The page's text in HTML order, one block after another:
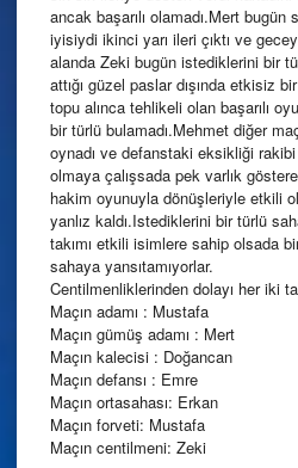
ancak başarılı olamadı.Mert bugün
iyisiydi ikinci yarı ileri çıktı ve
alanda Zeki bugün istediklerini bir
attığı güzel paslar dışında etkisiz
topu alınca tehlikeli olan başarılı
bir türlü bulamadı.Mehmet diğer
oynadı ve defanstaki eksikliği
olmaya çalışsada pek varlık
hakim oyunuyla dönüşleriyle etkili
yanlız kaldı.Istediklerini bir türlü
takımı etkili isimlere sahip olsada
sahaya yansıtamıyorlar.
Centilmenliklerinden dolayı her iki
Maçın adamı : Mustafa
Maçın gümüş adamı : Mert
Maçın kalecisi : Doğancan
Maçın defansı : Emre
Maçın ortasahası: Erkan
Maçın forveti: Mustafa
Maçın centilmeni: Zeki